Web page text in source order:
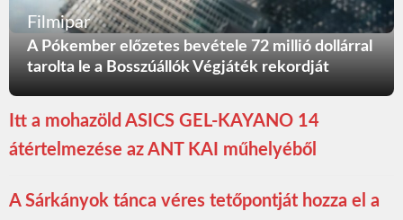
Filmipar
A Pókember előzetes bevétele 72 millió dollárral
tarolta le a Bosszúállók Végjáték rekordját
Itt a mohazöld ASICS GEL-KAYANO 14
átértelmezése az ANT KAI műhelyéből
A Sárkányok tánca véres tetőpontját hozza el a